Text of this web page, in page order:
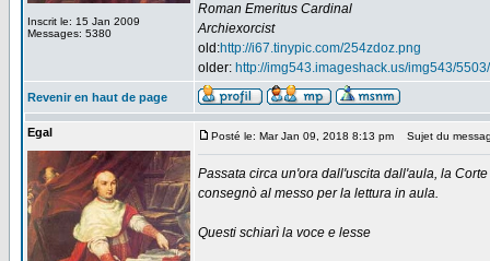
Inscrit le: 15 Jan 2009
Messages: 5380
Roman Emeritus Cardinal
Archiexorcist
old:http://i67.tinypic.com/254zdoz.png
older: http://img543.imageshack.us/img543/
Revenir en haut de page
Egal Posté le: Mar Jan 09, 2018 8:13 pm Sujet du
Passata circa un'ora dall'uscita dall'aula, la
consegnò al messo per la lettura in aula.
Questi schiarì la voce e lesse